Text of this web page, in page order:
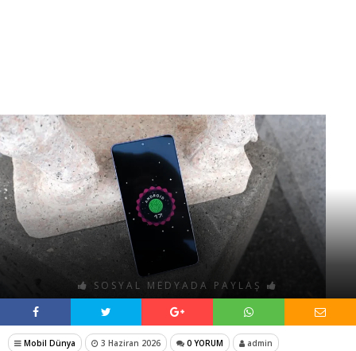
SOSYAL MEDYADA PAYLAŞ
Mobil Dünya 3 Haziran 2026 0 YORUM admin